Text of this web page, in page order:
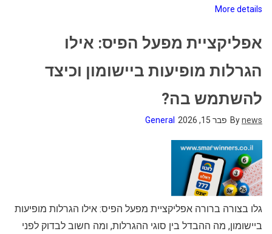
More details
אפליקציית מפעל הפיס: אילו
הגרלות מופיעות ביישומון וכיצד
להשתמש בה?
Bynews פבר 15, 2026 General
גלו בצורה ברורה אפליקציית מפעל הפיס: אילו הגרלות מופיעות
ביישומון, מה ההבדל בין סוגי ההגרלות, ומה חשוב לבדוק לפני